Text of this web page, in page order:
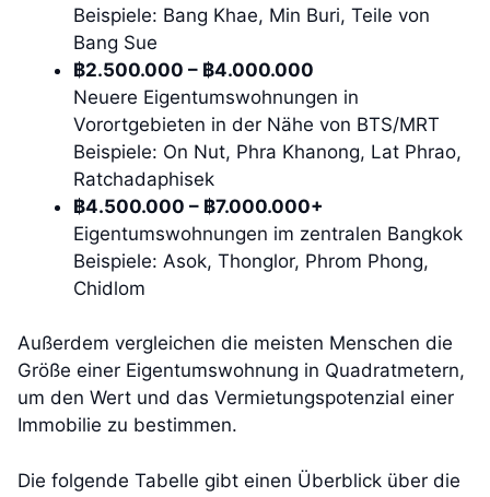
Beispiele: Bang Khae, Min Buri, Teile von
Bang Sue
฿2.500.000 – ฿4.000.000
Neuere Eigentumswohnungen in
Vorortgebieten in der Nähe von BTS/MRT
Beispiele: On Nut, Phra Khanong, Lat Phrao,
Ratchadaphisek
฿4.500.000 – ฿7.000.000+
Eigentumswohnungen im zentralen Bangkok
Beispiele: Asok, Thonglor, Phrom Phong,
Chidlom
Außerdem vergleichen die meisten Menschen die
Größe einer Eigentumswohnung in Quadratmetern,
um den Wert und das Vermietungspotenzial einer
Immobilie zu bestimmen.
Die folgende Tabelle gibt einen Überblick über die